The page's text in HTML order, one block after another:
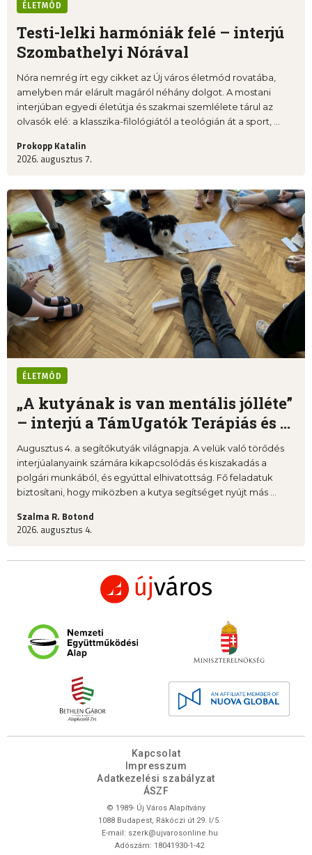
ÉLETMÓD
Testi-lelki harmóniák felé – interjú
Szombathelyi Nórával
Nóra nemrég írt egy cikket az Új város életmód rovatába,
amelyben már elárult magáról néhány dolgot. A mostani
interjúban egyedi életútja és szakmai szemlélete tárul az
olvasók elé: a klasszika-filológiától a teológián át a sport, ...
Prokopp Katalin
2026. augusztus 7.
ÉLETMÓD
„A kutyának is van mentális jólléte”
– interjú a TámUgatók Terápiás és ...
Augusztus 4. a segítőkutyák világnapja. A velük való törődés
interjúalanyaink számára kikapcsolódás és kiszakadás a
polgári munkából, és egyúttal elhivatottság. Fő feladatuk
biztosítani, hogy miközben a kutya segítséget nyújt más ...
Szalma R. Botond
2026. augusztus 4.
Kapcsolat
Impresszum
Adatkezelési szabályzat
ÁSZF
© 1989- Új Város Alapítvány
1088 Budapest, Rákóczi út 29. I/5.
E-mail: szerk@ujvarosonline.hu
Adószám: 18041930-1-42